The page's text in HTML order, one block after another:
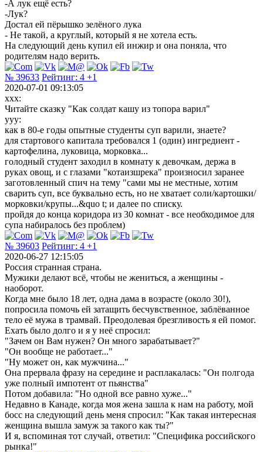
-А лук ещё есть?
-Лук?
Достал ей пёрышко зелёного лука
- Не такой, а круглый, который я не хотела есть.
На следующий день купил ей инжир и она поняла, что
родителям надо верить.
№ 39633 Рейтинг: 4 +1
2020-07-01 09:13:05
xxx:
Читайте сказку "Как солдат кашу из топора варил"
yyy:
как в 80-е годы опытные студенты суп варили, знаете?
для стартового капитала требовался 1 (один) ингредиент -
картофелина, луковица, морковка...
голодный студент заходил в комнату к девочкам, держа в
руках овощ, и с глазами "котаизшрека" произносил заранее
заготовленный спич на тему "сами мы не местные, хотим
cварить суп, все буквально есть, но не хватает соли/картошки/
морковки/крупы...&quo t; и далее по списку.
пройдя до конца коридора из 30 комнат - все необходимое для
супа набиралось без проблем)
№ 39603 Рейтинг: 4 +1
2020-06-27 12:15:05
Россия странная страна.
Мужики делают всё, чтобы не жениться, а женщины -
наоборот.
Когда мне было 18 лет, одна дама в возрасте (около 30!),
попросила помочь ей затащить бесчувственное, заблёванное
тело её мужа в трамвай. Преодолевая брезгливость я ей помог.
Ехать было долго и я у неё спросил:
"Зачем он Вам нужен? Он много зарабатывает?"
"Он вообще не работает..."
"Ну может он, как мужчина..."
Она прервала фразу на середине и расплакалась: "Он полгода
уже полный импотент от пьянства"
Потом добавила: "Но одной все равно хуже..."
Недавно в Канаде, когда моя жена зашла к нам на работу, мой
босс на следующий день меня спросил: "Как такая интересная
женщина вышла замуж за такого как ты?"
И я, вспоминая тот случай, ответил: "Специфика российского
рынка!"